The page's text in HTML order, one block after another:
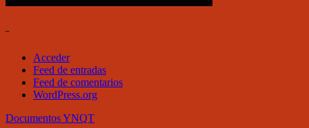
–
Acceder
Feed de entradas
Feed de comentarios
WordPress.org
DocumentosYNQT